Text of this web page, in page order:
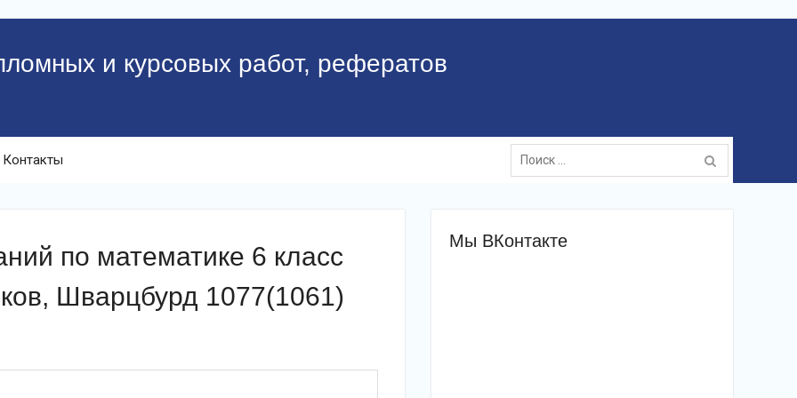
и курсовых работ, рефератов
Контакты
Поиск:
по математике 6 класс
Шварцбурд 1077(1061)
Мы ВКонтакте